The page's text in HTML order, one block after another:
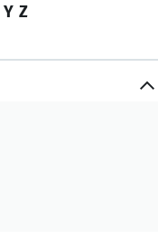
Y Z